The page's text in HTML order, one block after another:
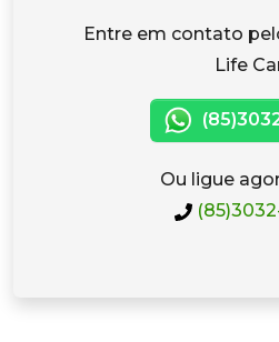
Entre em contato
Life
Ou ligue